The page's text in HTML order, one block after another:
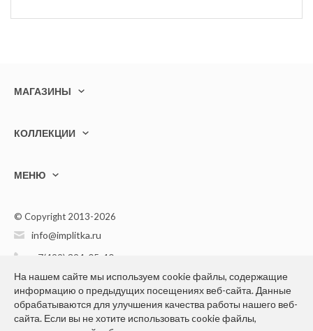
МАГАЗИНЫ
КОЛЛЕКЦИИ
МЕНЮ
© Copyright 2013-2026
info@implitka.ru
+7(499) 394-05-40
На нашем сайте мы используем cookie файлы, содержащие
информацию о предыдущих посещениях веб-сайта. Данные
обрабатываются для улучшения качества работы нашего веб-
сайта. Если вы не хотите использовать cookie файлы,